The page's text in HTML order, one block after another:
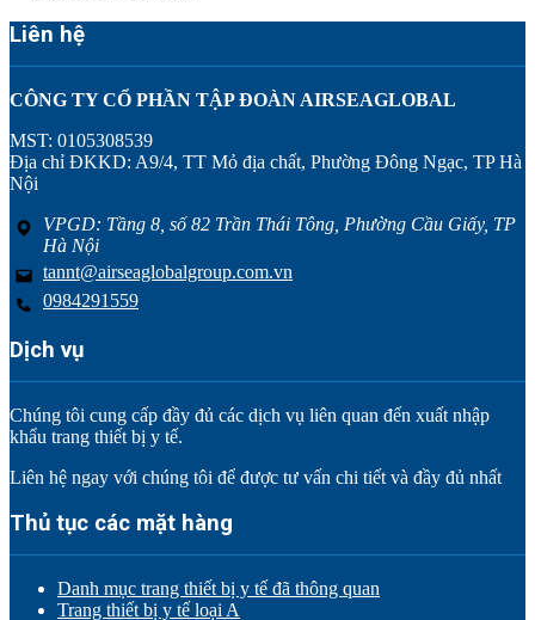
Liên hệ
CÔNG TY CỔ PHẦN TẬP ĐOÀN AIRSEAGLOBAL
MST: 0105308539
Địa chỉ ĐKKD: A9/4, TT Mỏ địa chất, Phường Đông Ngạc, TP Hà
Nội
VPGD: Tầng 8, số 82 Trần Thái Tông, Phường Cầu Giấy, TP
Hà Nội
tannt@airseaglobalgroup.com.vn
0984291559
Dịch vụ
Chúng tôi cung cấp đầy đủ các dịch vụ liên quan đến xuất nhập
khẩu trang thiết bị y tế.
Liên hệ ngay với chúng tôi để được tư vấn chi tiết và đầy đủ nhất
Thủ tục các mặt hàng
Danh mục trang thiết bị y tế đã thông quan
Trang thiết bị y tế loại A